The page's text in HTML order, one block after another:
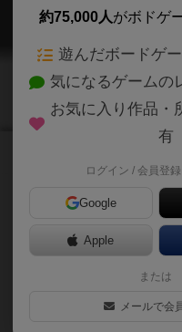
テラ
殺せ、あるいは脱
に目的を達成し勝
怪しい館の中で、殺
約75,000人がボドゲ
遊んだボードゲ
気になるゲームの
お気に入り作品・
有
ログイン / 会員登録
Google
Apple
または
メールで会